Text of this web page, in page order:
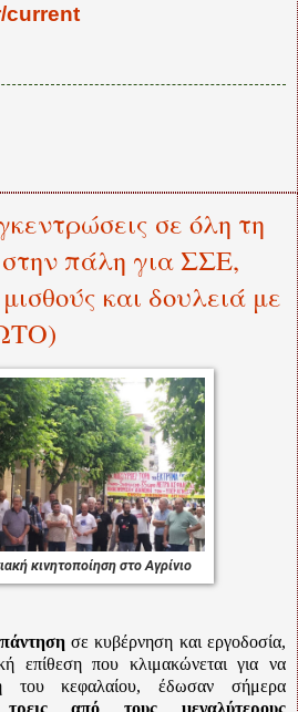
current
σε όλη τη
πάλη για ΣΣΕ,
και δουλειά με
κινητοποίηση στο Αγρίνιο
σε κυβέρνηση και εργοδοσία,
επίθεση που κλιμακώνεται για να
του κεφαλαίου, έδωσαν σήμερα